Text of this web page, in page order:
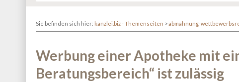
Sie befinden sich hier: kanzlei.biz - Themenseiten > abmahnung-
Werbung einer Apotheke mit
Beratungsbereich“ ist zulässig